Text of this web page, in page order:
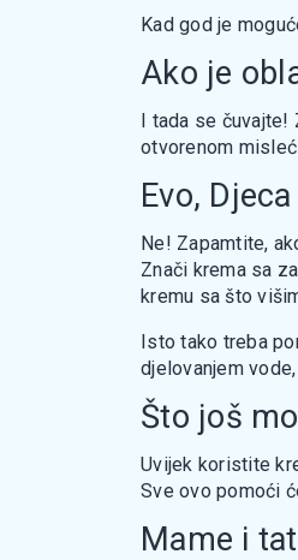
Kad god je
Ako je
I tada se čuvajte!
otvorenom
Evo,
Ne! Zapamtite,
Znači krema sa
kremu sa što
Isto tako treba
djelovanjem
Što još
Uvijek koristite
Sve ovo pomoći
Mame i